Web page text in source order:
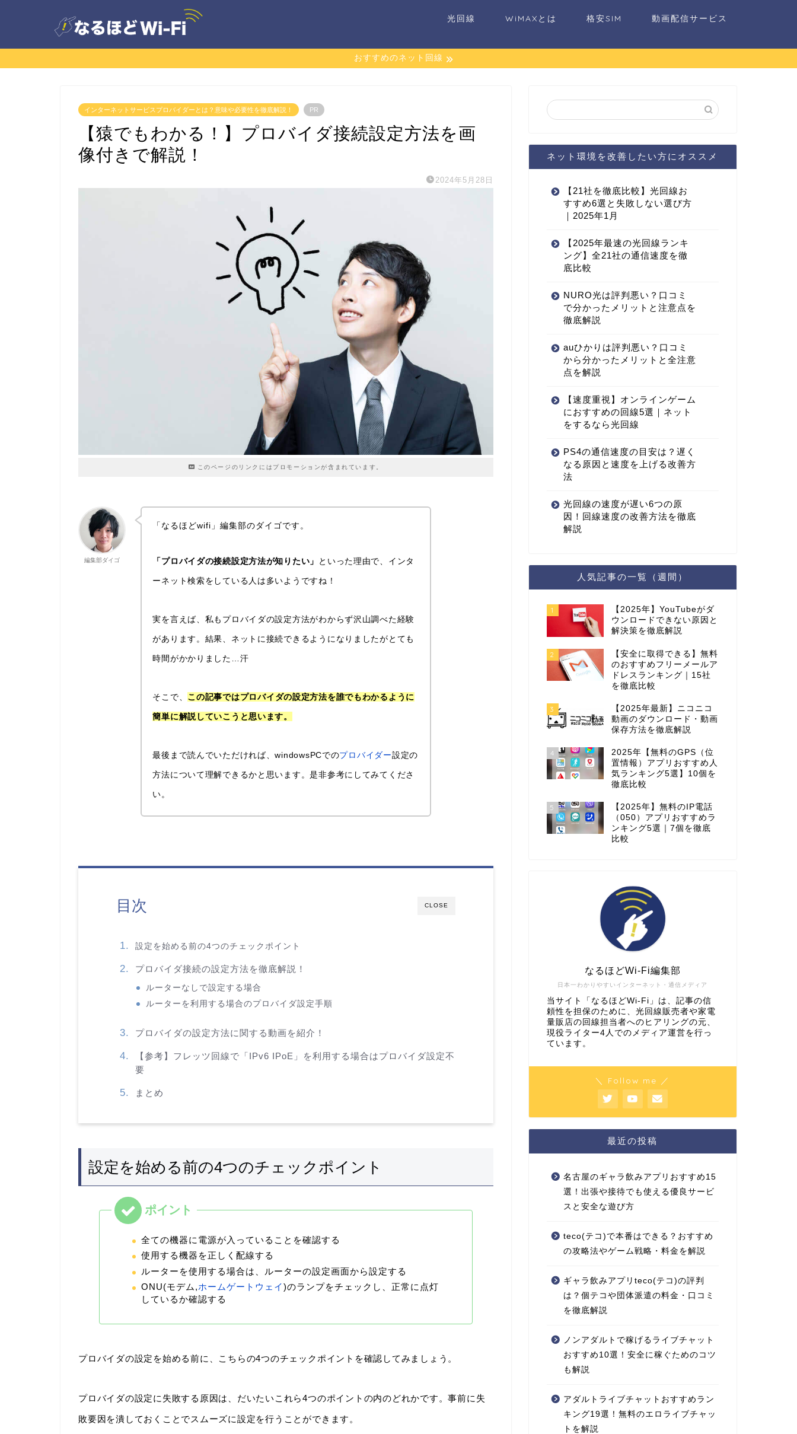
光回線 WiMAXとは 格安SIM 動画配信サービス
おすすめのネット回線
インターネットサービスプロバイダーとは？意味や必要性を徹底解説！ PR
【猿でもわかる！】プロバイダ接続設定方法を画
像付きで解説！
2024年5月28日
このページのリンクにはプロモーションが含まれています。
編集部ダイゴ
「なるほどwifi」編集部のダイゴです。
「プロバイダの接続設定方法が知りたい」 といった理由で、インタ
ーネット検索をしている人は多いようですね！
実を言えば、私もプロバイダの設定方法がわからず沢山調べた経験
があります。結果、ネットに接続できるようになりましたがとても
時間がかかりました…汗
そこで、 この記事ではプロバイダの設定方法を誰でもわかるように
簡単に解説していこうと思います。
最後まで読んでいただければ、windowsPCでのプロバイダー設定の
方法について理解できるかと思います。是非参考にしてみてくださ
い。
CLOSE
目次
設定を始める前の4つのチェックポイント
プロバイダ接続の設定方法を徹底解説！
ルーターなしで設定する場合
ルーターを利用する場合のプロバイダ設定手順
プロバイダの設定方法に関する動画を紹介！
【参考】フレッツ回線で「IPv6 IPoE」を利用する場合はプロバイダ設定不
要
まとめ
設定を始める前の4つのチェックポイント
全ての機器に電源が入っていることを確認する
使用する機器を正しく配線する
ルーターを使用する場合は、ルーターの設定画面から設定する
ONU(モデム,ホームゲートウェイ)のランプをチェックし、正常に点灯
しているか確認する
プロバイダの設定を始める前に、こちらの4つのチェックポイントを確認してみましょう。
プロバイダの設定に失敗する原因は、だいたいこれら4つのポイントの内のどれかです。事前に失
敗要因を潰しておくことでスムーズに設定を行うことができます。
ネット環境を改善したい方にオススメ
【21社を徹底比較】光回線お
すすめ6選と失敗しない選び方
｜2025年1月
【2025年最速の光回線ランキ
ング】全21社の通信速度を徹
底比較
NURO光は評判悪い？口コミ
で分かったメリットと注意点を
徹底解説
auひかりは評判悪い？口コミ
から分かったメリットと全注意
点を解説
【速度重視】オンラインゲーム
におすすめの回線5選｜ネット
をするなら光回線
PS4の通信速度の目安は？遅く
なる原因と速度を上げる改善方
法
光回線の速度が遅い6つの原
因！回線速度の改善方法を徹底
解説
人気記事の一覧（週間）
1
【2025年】YouTubeがダ
ウンロードできない原因と
解決策を徹底解説
2
【安全に取得できる】無料
のおすすめフリーメールア
ドレスランキング｜15社
を徹底比較
3
【2025年最新】ニコニコ
動画のダウンロード・動画
保存方法を徹底解説
4
2025年【無料のGPS（位
置情報）アプリおすすめ人
気ランキング5選】10個を
徹底比較
5
【2025年】無料のIP電話
（050）アプリおすすめラ
ンキング5選｜7個を徹底
比較
日本一わかりやすいインターネット・通信メディア
なるほどWi-Fi編集部
当サイト「なるほどWi-Fi」は、記事の信
頼性を担保のために、光回線販売者や家電
量販店の回線担当者へのヒアリングの元、
現役ライター4人でのメディア運営を行っ
ています。
＼ Follow me ／
最近の投稿
名古屋のギャラ飲みアプリおすすめ15
選！出張や接待でも使える優良サービ
スと安全な遊び方
teco(テコ)で本番はできる？おすすめ
の攻略法やゲーム戦略・料金を解説
ギャラ飲みアプリteco(テコ)の評判
は？個テコや団体派遣の料金・口コミ
を徹底解説
ノンアダルトで稼げるライブチャット
おすすめ10選！安全に稼ぐためのコツ
も解説
アダルトライブチャットおすすめラン
キング19選！無料のエロライブチャッ
トを解説